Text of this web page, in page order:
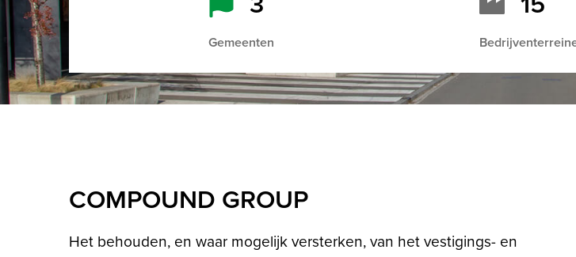
Gemeenten
COMPOUND GROUP
Het behouden, en waar mogelijk versterken, van het vestigings- en